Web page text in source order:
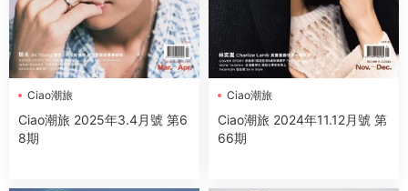
Ciao潮旅
Ciao潮旅 2025年3.4月號 第6
8期
Ciao潮旅
Ciao潮旅 2024年11.12月號 第
66期